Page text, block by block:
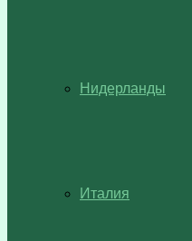
Нидерланды
Италия